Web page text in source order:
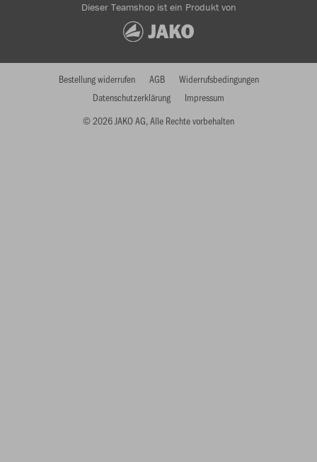
Dieser Teamshop ist ein Produkt von
© 2026 JAKO AG, Alle Rechte vorbehalten
Bestellung widerrufen AGB
Widerrufsbedingungen
Datenschutzerklärung
Impressum